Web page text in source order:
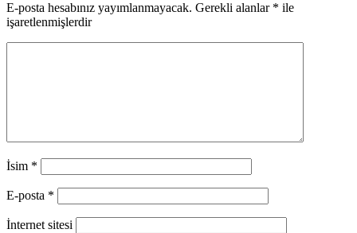
E-posta hesabınız yayımlanmayacak. Gerekli alanlar * ile
işaretlenmişlerdir
İsim *
E-posta *
İnternet sitesi